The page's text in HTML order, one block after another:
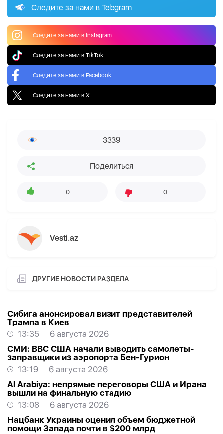
Следите за нами в Telegram
Следите за нами в Instagram
Следите за нами в TikTok
Следите за нами в Facebook
Следите за нами в X
3339
Поделиться
0 0
Vesti.az
ДРУГИЕ НОВОСТИ РАЗДЕЛА
Сибига анонсировал визит представителей
Трампа в Киев
13:35
6 августа 2026
СМИ: ВВС США начали выводить самолеты-
заправщики из аэропорта Бен-Гурион
13:19
6 августа 2026
Al Arabiya: непрямые переговоры США и Ирана
вышли на финальную стадию
13:08
6 августа 2026
Нацбанк Украины оценил объем бюджетной
помощи Запада почти в $200 млрд